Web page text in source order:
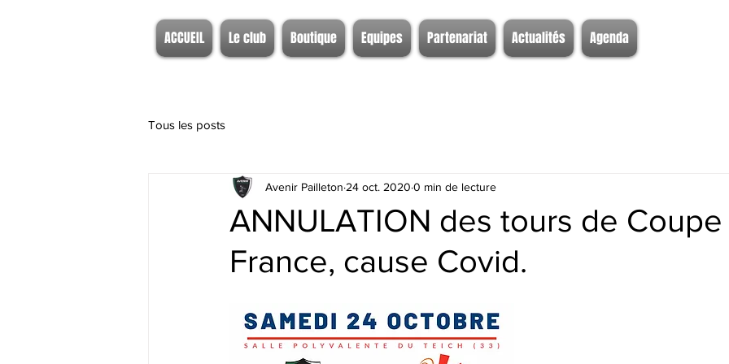
ACCUEIL Le club Boutique Equipes Partenariat Actualités Agenda
Tous les posts
ANNULATION des tours de
France, cause Covid.
Avenir Pailleton 24 oct. 2020 0 min de lecture